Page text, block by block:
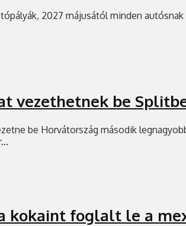
2027 májusától minden
vezethetnek be
be Horvátország második
kokaint foglalt le a